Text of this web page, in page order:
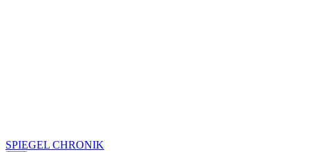
SPIEGEL CHRONIK